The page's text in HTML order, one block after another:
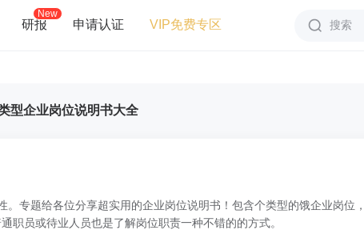
研报
New
申请认证 VIP免费专区
搜索
型企业岗位说明书大全
专题给各位分享超实用的企业岗位说明书！包含个类型的饿企业岗位，
职员或待业人员也是了解岗位职责一种不错的的方式。